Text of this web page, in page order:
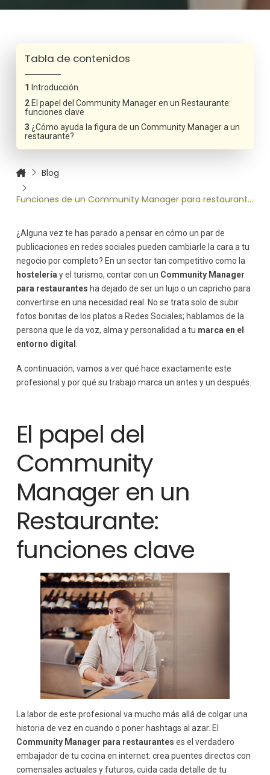
Tabla de contenidos
Introducción
El papel del Community Manager en un Restaurante:
funciones clave
¿Cómo ayuda la figura de un Community Manager a un
restaurante?
Blog
Funciones de un Community Manager para restaurantes
¿Alguna vez te has parado a pensar en cómo un par de
publicaciones en redes sociales pueden cambiarle la cara a tu
negocio por completo? En un sector tan competitivo como la
hostelería y el turismo, contar con un Community Manager
para restaurantes ha dejado de ser un lujo o un capricho para
convertirse en una necesidad real. No se trata solo de subir
fotos bonitas de los platos a Redes Sociales; hablamos de la
persona que le da voz, alma y personalidad a tu marca en el
entorno digital
A continuación, vamos a ver qué hace exactamente este
profesional y por qué su trabajo marca un antes y un después.
El papel del
Community
Manager en un
Restaurante:
funciones clave
La labor de este profesional va mucho más allá de colgar una
historia de vez en cuando o poner hashtags al azar. El
Community Manager para restaurantes es el verdadero
embajador de tu cocina en internet: crea puentes directos con
comensales actuales y futuros, cuida cada detalle de tu